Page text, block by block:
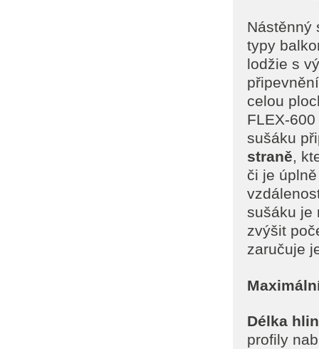
Nástěnný
typy
lodžie s
celou
FLEX-
sušáku
straně,
či je
sušáku je
zvýšit
zaručuje
Délka
profily